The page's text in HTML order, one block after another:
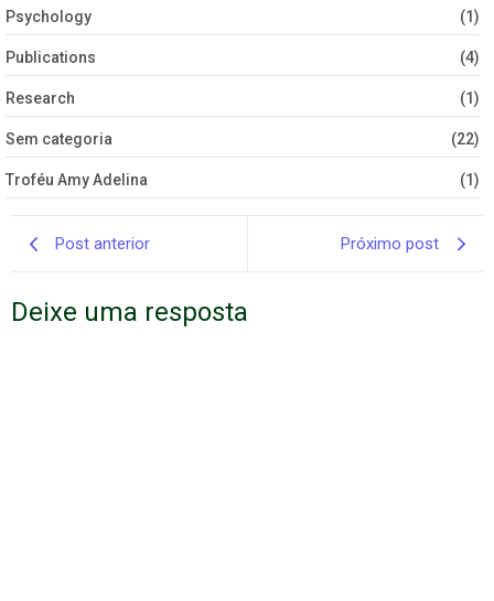
Psychology (1)
Publications (4)
Research (1)
Sem categoria (22)
Troféu Amy Adelina (1)
Post anterior Próximo post
Deixe uma resposta